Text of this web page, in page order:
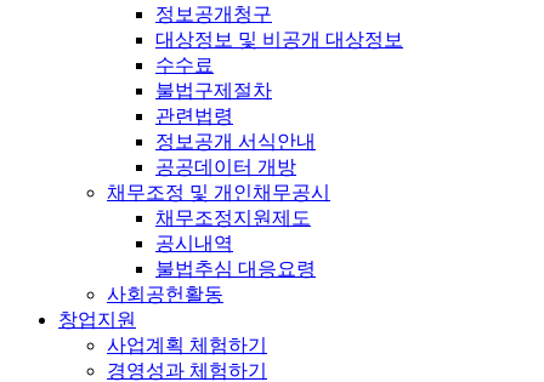
정보공개청구
대상정보 및 비공개 대상정보
수수료
불법구제절차
관련법령
정보공개 서식안내
공공데이터 개방
채무조정 및 개인채무공시
채무조정지원제도
공시내역
불법추심 대응요령
사회공헌활동
창업지원
사업계획 체험하기
경영성과 체험하기